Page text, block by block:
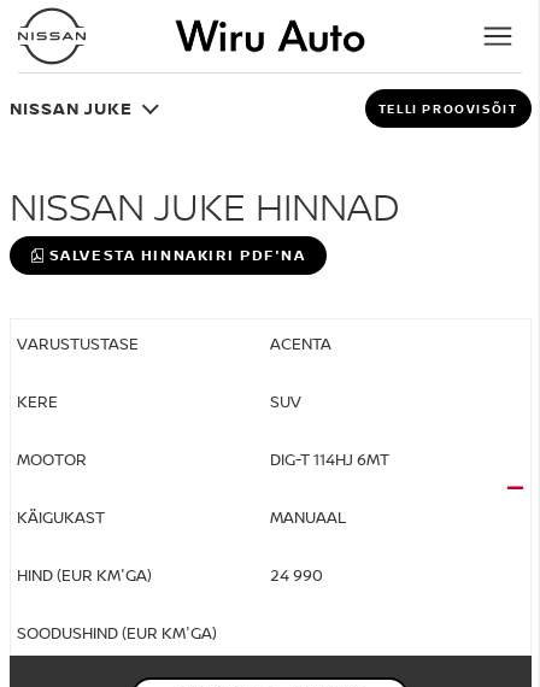
NISSAN JUKE TELLI PROOVISÕIT
NISSAN JUKE HINNAD
SALVESTA HINNAKIRI PDF'NA
ACENTA
SUV
DIG-T 114HJ 6MT
MANUAAL
24 990